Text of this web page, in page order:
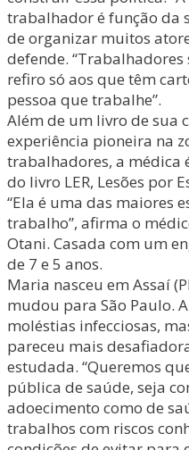
trabalhador é função da
de organizar muitos
defende.
refiro só aos que têm
pessoa que trabalhe”.
Além de um livro de sua
experiência pioneira na
trabalhadores, a médica
do livro LER, Lesões por
“Ela é uma das maiores
trabalho”, afirma o
Otani. Casada com um
de 7 e 5 anos.
Maria nasceu em Assaí
mudou para São Paulo.
moléstias infecciosas,
pareceu mais
estudada. “Queremos
pública de saúde, seja
adoecimento como de
trabalhos com riscos